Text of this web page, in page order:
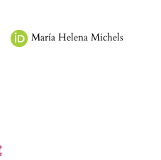
María Helena Michels